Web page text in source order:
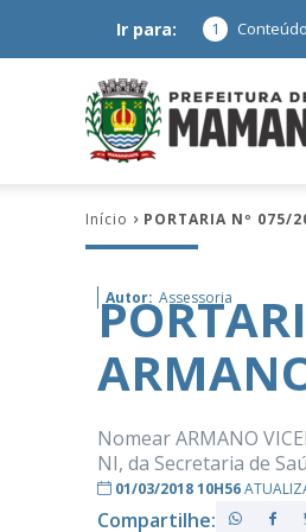
Ir para: 1 Conteúdo
Início PORTARIA Nº 075/
Autor: Assessoria
Nomear ARMANO
NI, da Secretaria de
01/03/2018 10H56
Compartilhe: